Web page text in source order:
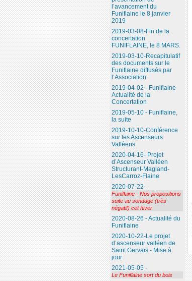
l’avancement du
Funiflaine le 8 janvier
2019
2019-03-08-Fin de la
concertation
FUNIFLAINE, le 8 MARS.
2019-03-10-Recapitulatif
des documents sur le
Funiflaine diffusés par
l’Association
2019-04-02 - Funiflaine
Actualité de la
Concertation
2019-05-10 - Funiflaine,
la suite
2019-10-10-Conférence
sur les Ascenseurs
Valléens
2020-04-16- Projet
d’Ascenseur Valléen
Structurant-Magland-
LesCarroz-Flaine
2020-07-22-
Funiflaine - Nos propositions
suite au sondage (très
négatif) cet hiver
2020-08-26 - Actualité du
Funiflaine
2020-10-22-Le projet
d’ascenseur valléen de
Saint Gervais - Mise à
jour
2021-05-05 -
Le Funiflaine sort du bois